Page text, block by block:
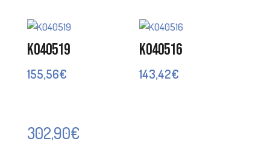
K040519
155,56€
K040516
143,42€
302,90€